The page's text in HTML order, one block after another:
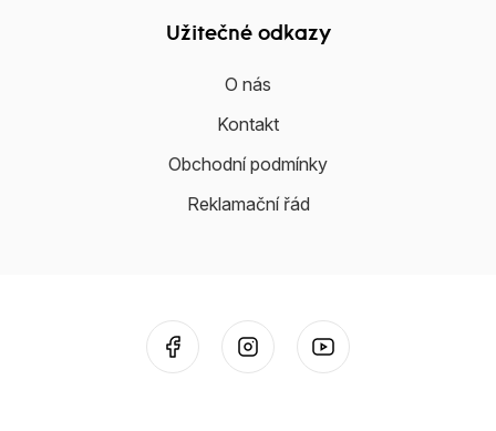
Užitečné odkazy
O nás
Kontakt
Obchodní podmínky
Reklamační řád